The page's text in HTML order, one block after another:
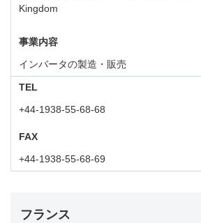
Kingdom
事業内容
インバータの製造・販売
TEL
+44-1938-55-68-68
FAX
+44-1938-55-68-69
フランス